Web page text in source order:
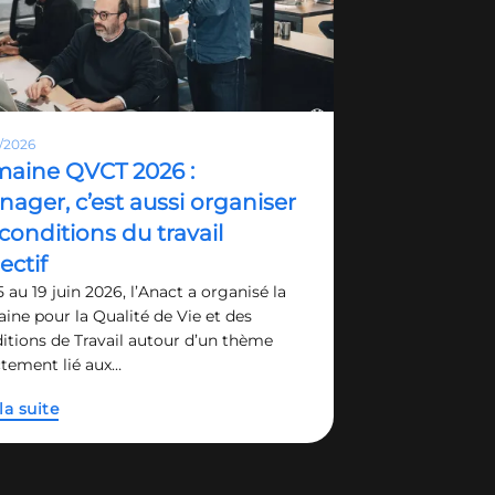
2026
QVCT 2026 :
c’est aussi organiser
du travail
au 19 juin 2026, l’Anact a organisé la
pour la Qualité de Vie et des
de Travail autour d’un thème
lié aux…
suite